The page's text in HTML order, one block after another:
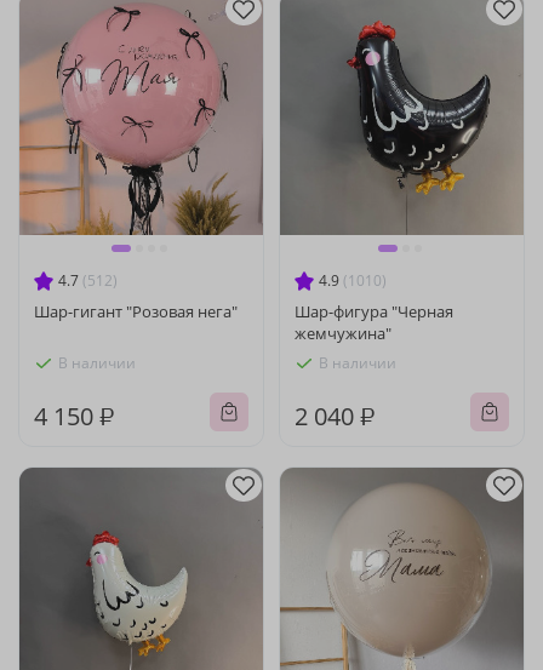
4.7 (512)
Шар-гигант "Розовая нега"
В наличии
4 150 ₽
4.9 (1010)
Шар-фигура "Черная
жемчужина"
В наличии
2 040 ₽